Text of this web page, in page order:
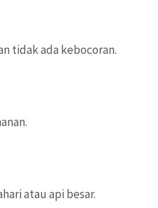
tidak ada kebocoran.
atau api besar.